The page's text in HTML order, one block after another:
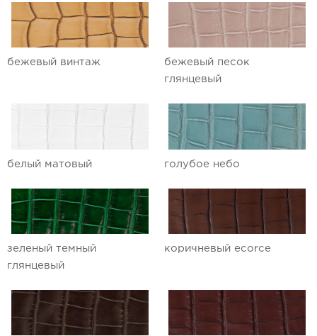
бежевый винтаж
бежевый песок
глянцевый
белый матовый голубое небо
зеленый темный
глянцевый
коричневый ecorce
Ремешки для часов Maurice Lacroix
Ремешки для часов Panerai
Ремешки для часов Patek Philippe
Ремешки для часов Parmigiani
Ремешки для часов Piaget
Ремешки для часов Pierre Kunz
Ремешки для часов Roger Dubuis
Ремешки для часов Tiffany